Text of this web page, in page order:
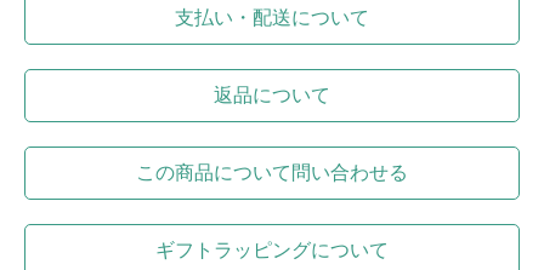
支払い・配送について
返品について
この商品について問い合わせる
ギフトラッピングについて